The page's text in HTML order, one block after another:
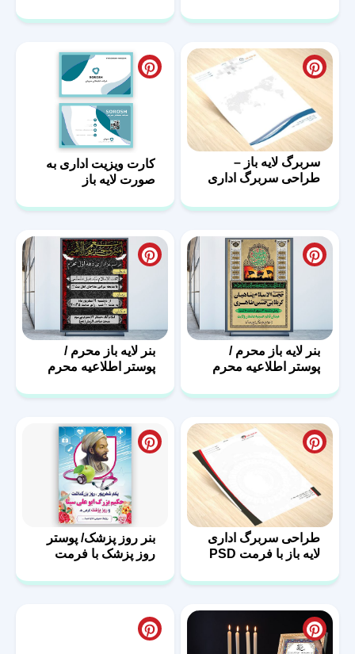
سربرگ لایه باز –
طراحی سربرگ اداری
کارت ویزیت اداری به
صورت لایه باز
بنر لایه باز محرم /
پوستر اطلاعیه محرم
بنر لایه باز محرم /
پوستر اطلاعیه محرم
طراحی سربرگ اداری
لایه باز با فرمت PSD
بنر روز پزشک/ پوستر
روز پزشک با فرمت